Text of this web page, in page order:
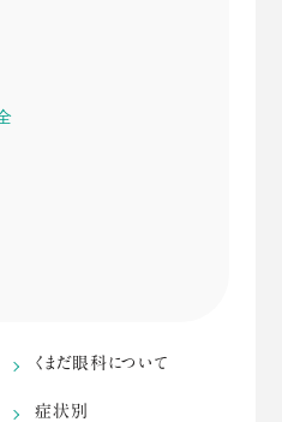
くまだ眼科について
症状別